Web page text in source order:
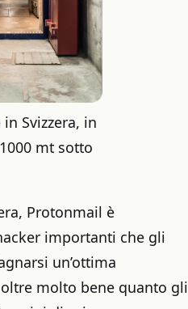
Svizzera, in
mt sotto
Protonmail è
importanti che gli
un’ottima
molto bene quanto gli